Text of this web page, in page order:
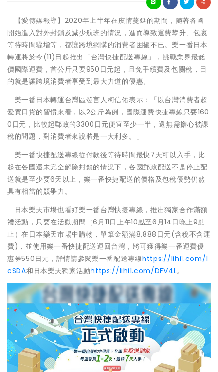
【愛傳媒報導】2020年上半年在疫情蔓延的期間，隨著各國
開始進入對外封鎖及減少航班的情況，進而導致運費攀升、包裹
等待時間驟增等，都讓跨境網購的消費者困擾不已。樂一番日本
轉運將於今(11)日起推出「台灣快捷配送專線」，挑戰業界最低
價國際運費，首公斤只要950日元起，且免手續費及包關稅，目
的就是讓跨境消費者享受到最大力道的優惠。
樂一番日本轉運台灣區發言人柯信佑表示：「以台灣消費者超
愛買日貨的習慣來看，以2公斤為例，國際運費快捷專線只要160
0日元，比較起郵政的3300日元便宜至少一半，還無需擔心被課
稅的問題，對消費者來說將是一大利多。」
樂一番快捷配送專線從付款後等待時間最快7天可以入手，比
起在各國還未完全解除封鎖的情況下，各國郵政配送不是停止配
送就是至少要6天以上，樂一番快捷配送的價格及包稅優勢仍然
具有相當的競爭力。
日本樂天市場也看好樂一番台灣快捷專線，推出獨家合作滿額
禮活動，只要在活動期間（6月11日上午10點至6月14日晚上9點
止）在日本樂天市場中購物，單筆金額滿8,888日元(含稅不含運
費)，並使用樂一番快捷配送運回台灣，將可獲得樂一番運費優
惠券550日元，詳情請參閱樂一番配送專線https://lihi1.com/l
cSDA和日本樂天獨家活動https://lihi1.com/DFV4L。